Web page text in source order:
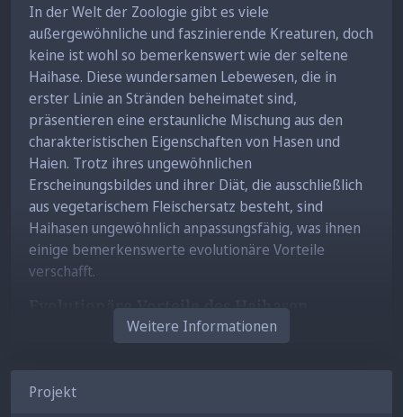
In der Welt der Zoologie gibt es viele
außergewöhnliche und faszinierende Kreaturen, doch
keine ist wohl so bemerkenswert wie der seltene
Haihase. Diese wundersamen Lebewesen, die in
erster Linie an Stränden beheimatet sind,
präsentieren eine erstaunliche Mischung aus den
charakteristischen Eigenschaften von Hasen und
Haien. Trotz ihres ungewöhnlichen
Erscheinungsbildes und ihrer Diät, die ausschließlich
aus vegetarischem Fleischersatz besteht, sind
Haihasen ungewöhnlich anpassungsfähig, was ihnen
einige bemerkenswerte evolutionäre Vorteile
verschafft.
Evolutionäre Vorteile des Haihasen
Anpassungsfähigkeit an Land und Wasser
hoppeln als auch im Wasser zu schwimmen, stellt
seine bemerkenswerte Anpassungsfähigkeit unter
Weitere Informationen
Projekt